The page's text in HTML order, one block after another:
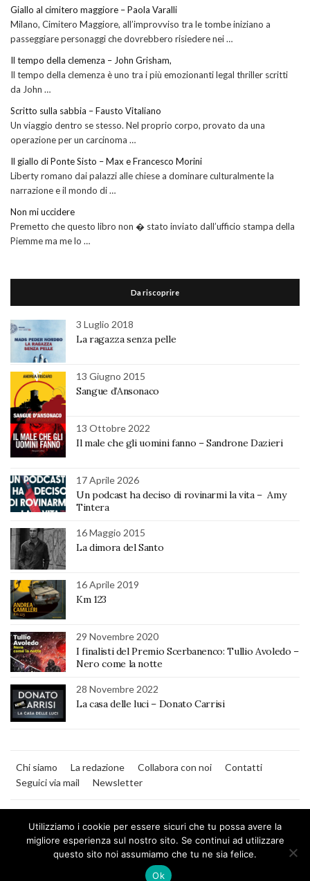
Giallo al cimitero maggiore – Paola Varalli
Milano, Cimitero Maggiore, all’improvviso tra le tombe iniziano a
passeggiare personaggi che dovrebbero risiedere nei …
Il tempo della clemenza – John Grisham,
Il tempo della clemenza è uno tra i più emozionanti legal thriller scritti
da John …
Scritto sulla sabbia – Fausto Vitaliano
Un viaggio dentro se stesso. Nel proprio corpo, provato da una
operazione per un carcinoma …
Il giallo di Ponte Sisto – Max e Francesco Morini
Liberty romano dai palazzi alle chiese a dominare culturalmente la
narrazione e il mondo di …
Non mi uccidere
Premetto che questo libro non � stato inviato dall’ufficio stampa della
Piemme ma me lo …
Da riscoprire
3 Luglio 2018
La ragazza senza pelle
13 Giugno 2015
Sangue d’Ansonaco
13 Ottobre 2022
Il male che gli uomini fanno – Sandrone Dazieri
17 Aprile 2026
Un podcast ha deciso di rovinarmi la vita – Amy
Tintera
16 Maggio 2015
La dimora del Santo
16 Aprile 2019
Km 123
29 Novembre 2020
I finalisti del Premio Scerbanenco: Tullio Avoledo –
Nero come la notte
28 Novembre 2022
La casa delle luci – Donato Carrisi
Chi siamo La redazione Collabora con noi
Contatti
Seguici via mail
Newsletter
MilanoNera
Utilizziamo i cookie per essere sicuri che tu possa avere la
migliore esperienza sul nostro sito. Se continui ad utilizzare
questo sito noi assumiamo che tu ne sia felice.
Ok